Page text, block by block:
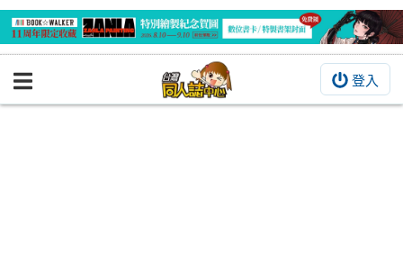
登入
BOOKY書集倉庫